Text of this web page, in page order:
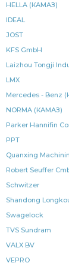
тормозная тип
Термо
3-х рядный
КАМАЗ
КАМАЗ
отбора
HELLA (КАМАЗ)
IDEAL
JOST
KFS GmbH
Laizhou Tongji
LMX
Mercedes - Benz
NORMA (КАМАЗ)
Parker Hannifin
PPT
Quanxing
Robert Seuffer
Schwitzer
Shandong
Swagelock
TVS Sundram
VALX BV
VEPRO